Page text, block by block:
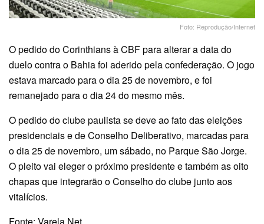
Foto: Reprodução/Internet
O pedido do Corinthians à CBF para alterar a data do
duelo contra o Bahia foi aderido pela confederação. O jogo
estava marcado para o dia 25 de novembro, e foi
remanejado para o dia 24 do mesmo mês.
O pedido do clube paulista se deve ao fato das eleições
presidenciais e de Conselho Deliberativo, marcadas para
o dia 25 de novembro, um sábado, no Parque São Jorge.
O pleito vai eleger o próximo presidente e também as oito
chapas que integrarão o Conselho do clube junto aos
vitalícios.